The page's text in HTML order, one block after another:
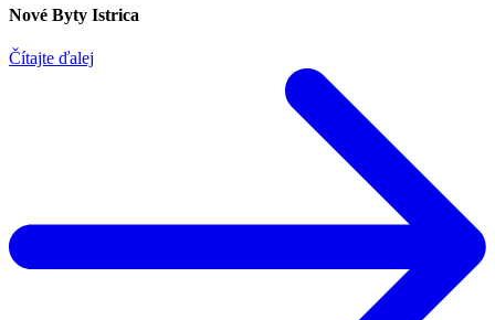
Nové Byty Istrica
Čítajte ďalej